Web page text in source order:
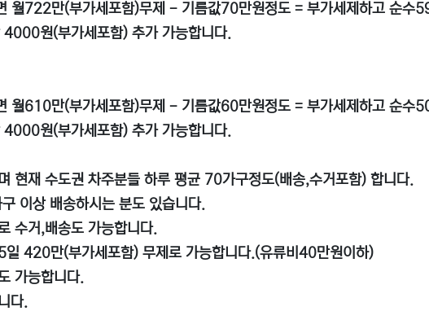
월722만(부가세포함)무제 - 기름값70만원정도 = 부가세제하고 순수
원(부가세포함) 추가 가능합니다.
월610만(부가세포함)무제 - 기름값60만원정도 = 부가세제하고 순수
원(부가세포함) 추가 가능합니다.
현재 수도권 차주분들 하루 평균 70가구정도(배송,수거포함) 합니다.
이상 배송하시는 분도 있습니다.
수거,배송도 가능합니다.
일 420만(부가세포함) 무제로 가능합니다.(유류비40만원이하)
가능합니다.
다.